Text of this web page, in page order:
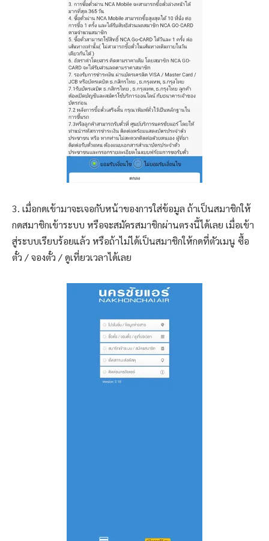
3. เมื่อกดเข้ามาจะเจอกับหน้าของการใส่ข้อมูล ถ้าเป็นสมาชิกให้
กดสมาชิกเข้าระบบ หรือจะสมัครสมาชิกผ่านตรงนี้ได้เลย เมื่อเข้า
สู่ระบบเรียบร้อยแล้ว หรือถ้าไม่ได้เป็นสมาชิกให้กดที่ตัวเมนู ซื้อ
ตั๋ว / จองตั๋ว / ดูเที่ยวเวลาได้เลย